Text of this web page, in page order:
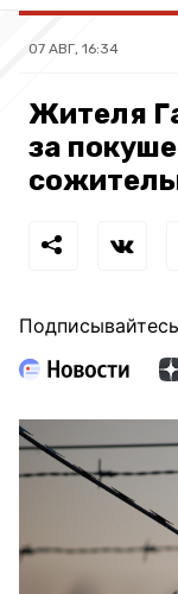
07 АВГ, 16:34
Жителя
за